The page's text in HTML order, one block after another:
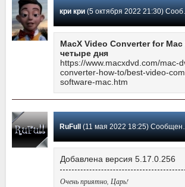
кри кри(5 октября 2022 21:30) Сообщение #16
MacX Video Converter for Mac
четыре дня
https://www.macxdvd.com/mac-
converter-how-to/best-video-
software-mac.htm
RuFull (11 мая 2022 18:25) Сообщение #15
Добавлена версия 5.17.0.256
Очень приятно, Царь!